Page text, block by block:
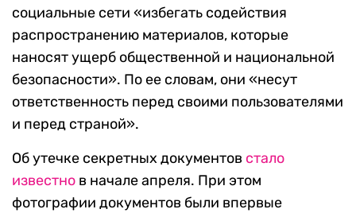
социальные сети «избегать содействия
распространению материалов, которые
наносят ущерб общественной и национальной
безопасности». По ее словам, они «несут
ответственность перед своими пользователями
и перед страной».
Об утечке секретных документов стало
известно в начале апреля. При этом
фотографии документов были впервые